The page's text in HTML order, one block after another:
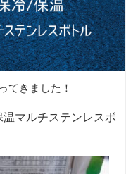
てきました！
マルチステンレスボ